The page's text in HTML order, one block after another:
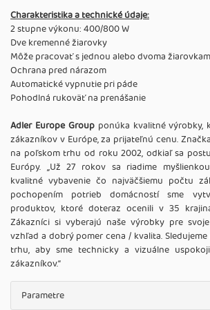
Charakteristika a technické údaje:
2 stupne výkonu: 400/800 W
Dve kremenné žiarovky
Môže pracovať s jednou alebo dvoma
Ochrana pred nárazom
Automatické vypnutie pri páde
Pohodlná rukoväť na prenášanie
Adler Europe Groupponúka kvalitné výrobky,
zákazníkov v Európe, za prijateľnú cenu.
na poľskom trhu od roku 2002, odkiaľ sa
Európy. ,,Už 27 rokov sa riadime
kvalitné vybavenie čo najväčšiemu počtu
pochopením potrieb domácností sme
produktov, ktoré doteraz ocenili v 35
Zákazníci si vyberajú naše výrobky pre
vzhľad a dobrý pomer cena / kvalita.
trhu, aby sme technicky a vizuálne
zákazníkov.‘‘
Parametre